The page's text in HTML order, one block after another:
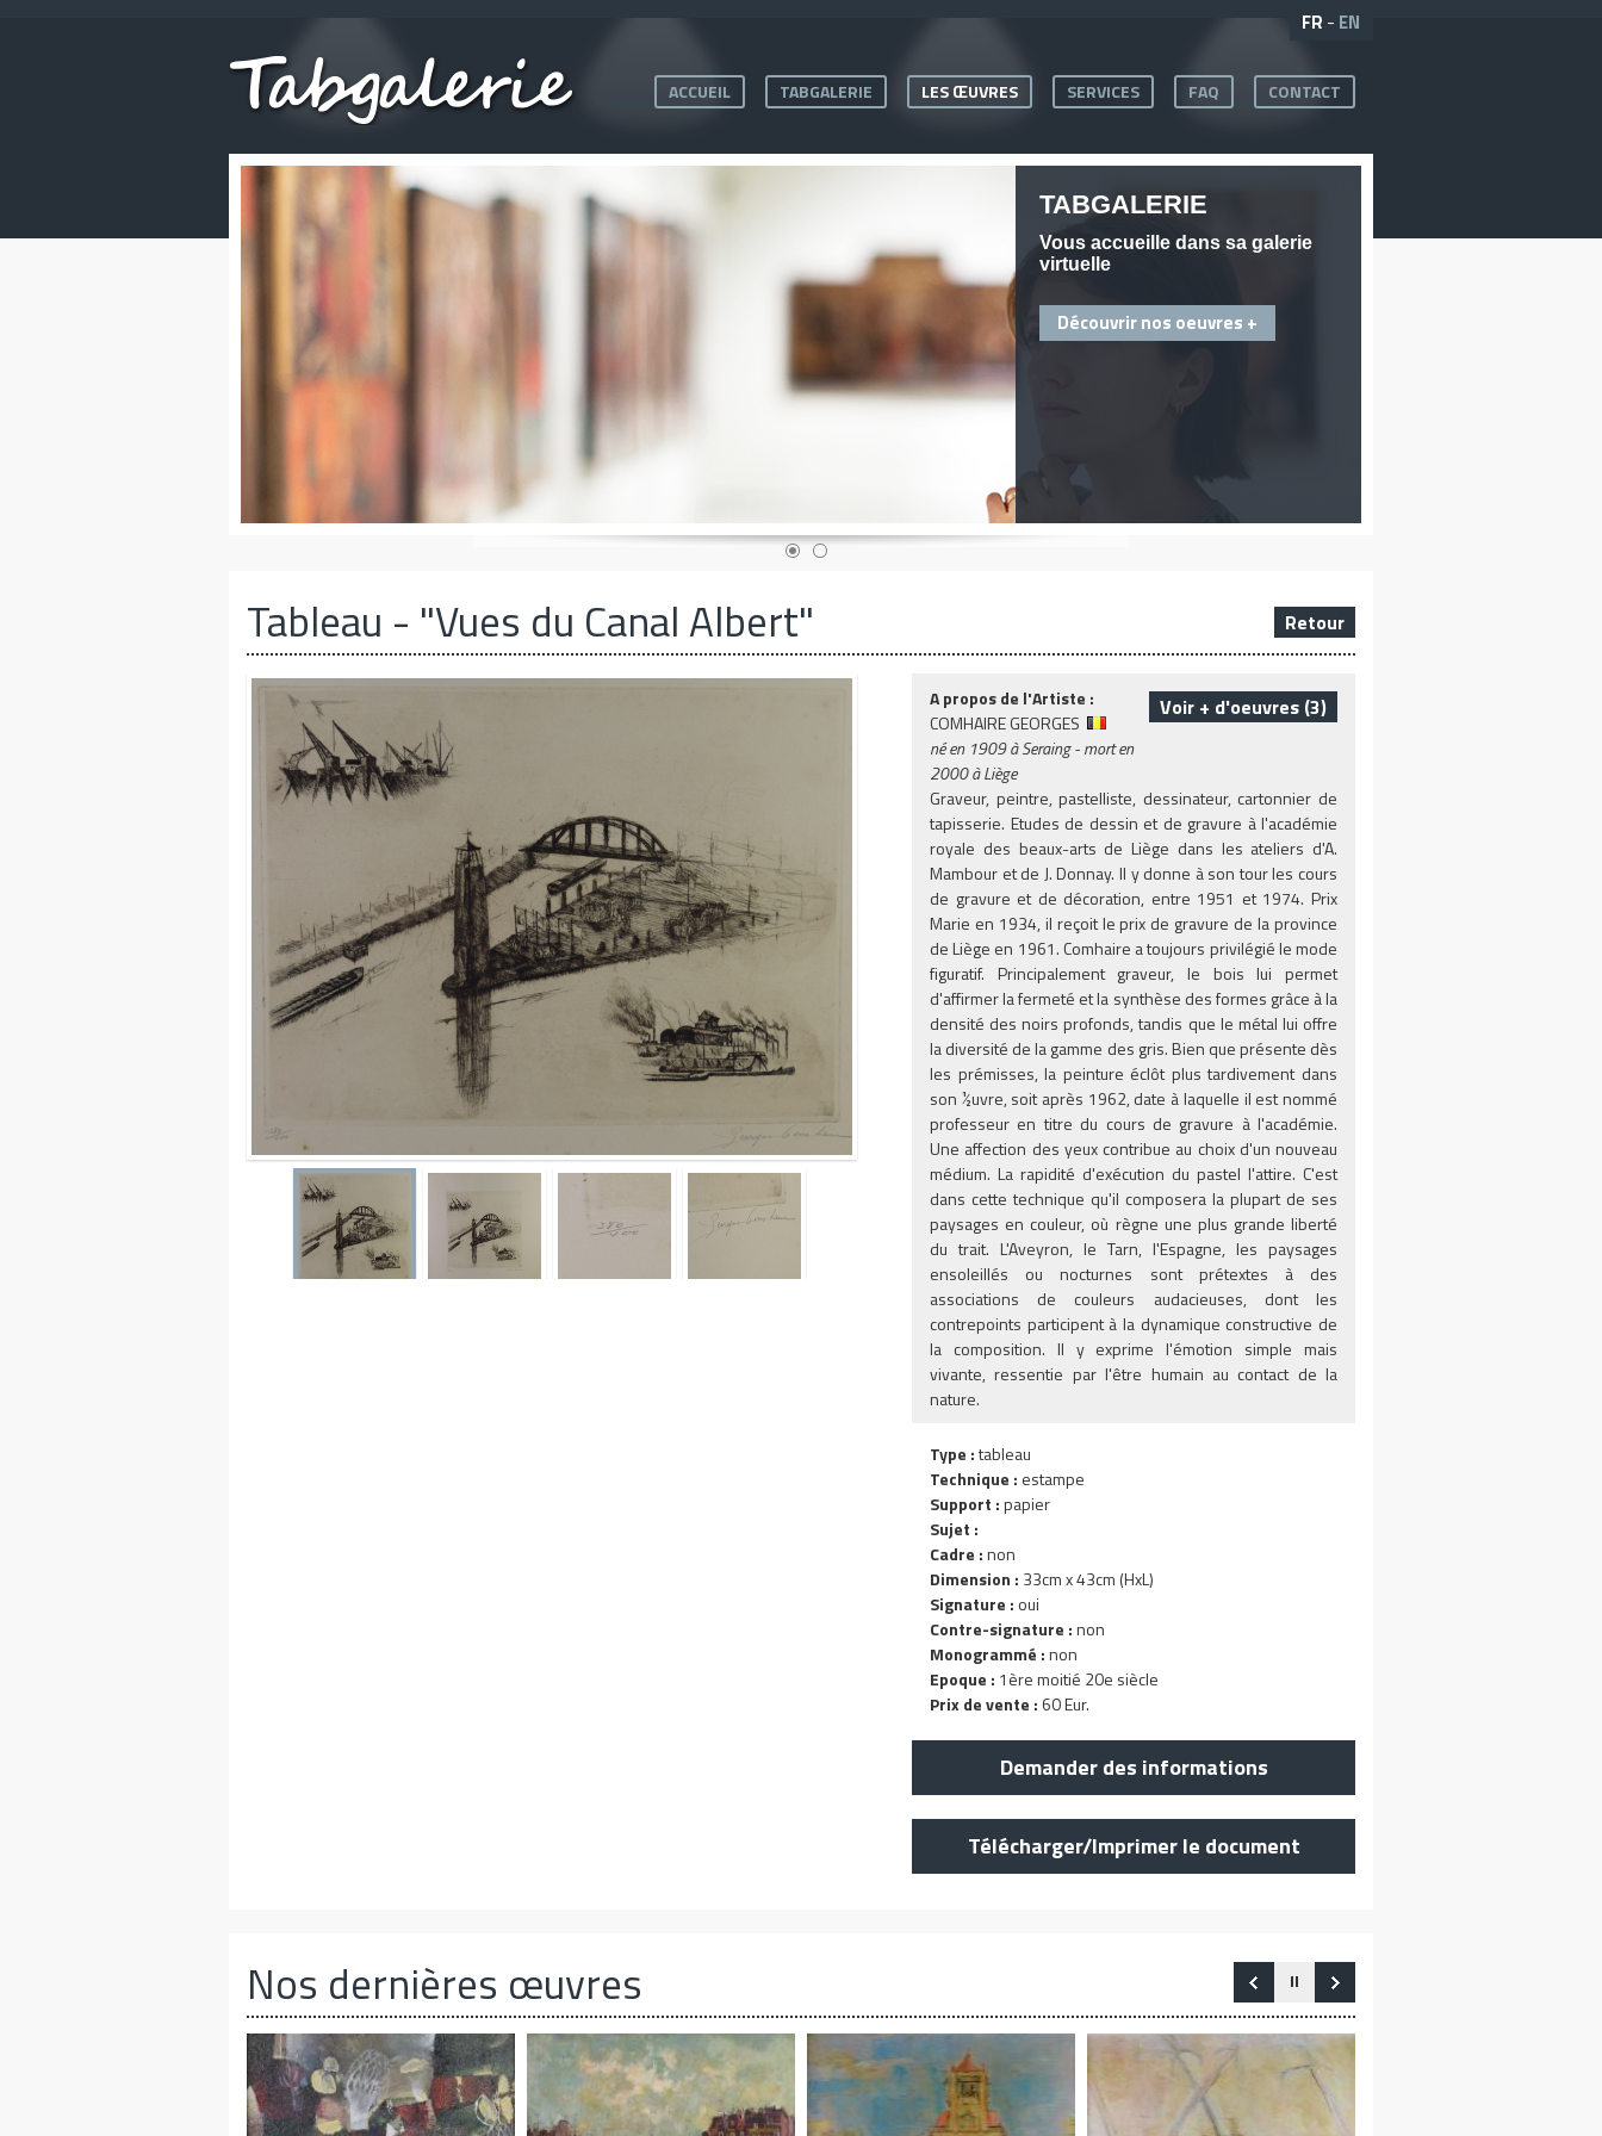
FR - EN
ACCUEIL TABGALERIE LES ŒUVRES SERVICES FAQ CONTACT
Retour
Tableau - "Vues du Canal Albert"
Voir + d'oeuvres (3)
A propos de l'Artiste :
COMHAIRE GEORGES
né en 1909à Seraing - mort en
2000 à Liège
Graveur, peintre, pastelliste, dessinateur, cartonnier de
tapisserie. Etudes de dessin et de gravure à l'académie
royale des beaux-arts de Liège dans les ateliers d'A.
Mambour et de J. Donnay. Il y donne à son tour les cours
de gravure et de décoration, entre 1951 et 1974. Prix
Marie en 1934, il reçoit le prix de gravure de la province
de Liège en 1961. Comhaire a toujours privilégié le mode
figuratif. Principalement graveur, le bois lui permet
d'affirmer la fermeté et la synthèse des formes grâce à la
densité des noirs profonds, tandis que le métal lui offre
la diversité de la gamme des gris. Bien que présente dès
les prémisses, la peinture éclôt plus tardivement dans
son ½uvre, soit après 1962, date à laquelle il est nommé
professeur en titre du cours de gravure à l'académie.
Une affection des yeux contribue au choix d'un nouveau
médium. La rapidité d'exécution du pastel l'attire. C'est
dans cette technique qu'il composera la plupart de ses
paysages en couleur, où règne une plus grande liberté
du trait. L'Aveyron, le Tarn, l'Espagne, les paysages
ensoleillés ou nocturnes sont prétextes à des
associations de couleurs audacieuses, dont les
contrepoints participent à la dynamique constructive de
la composition. Il y exprime l'émotion simple mais
vivante, ressentie par l'être humain au contact de la
nature.
Type :tableau
Technique : estampe
Support :papier
Sujet :
Cadre :non
Dimension : 33cm x 43cm (HxL)
Signature : oui
Contre-signature :non
Monogrammé :non
Epoque : 1ère moitié 20e siècle
Prix de vente : 60 Eur.
Demander des informations
Télécharger/Imprimer le document
Nos dernières œuvres